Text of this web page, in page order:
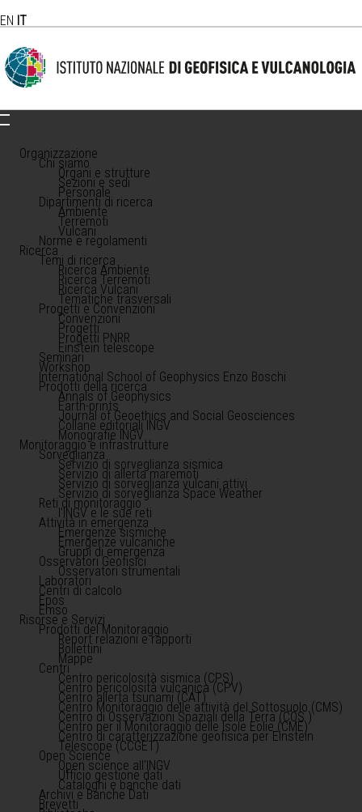
EN IT
Organizzazione
Chi siamo
Organi e strutture
Sezioni e sedi
Personale
Dipartimenti di ricerca
Ambiente
Terremoti
Vulcani
Norme e regolamenti
Ricerca
Temi di ricerca
Ricerca Ambiente
Ricerca Terremoti
Ricerca Vulcani
Tematiche trasversali
Progetti e Convenzioni
Convenzioni
Progetti
Progetti PNRR
Einstein telescope
Seminari
Workshop
International School of Geophysics Enzo Boschi
Prodotti della ricerca
Annals of Geophysics
Earth-prints
Journal of Geoethics and Social Geosciences
Collane editoriali INGV
Monografie INGV
Monitoraggio e infrastrutture
Sorveglianza
Servizio di sorveglianza sismica
Servizio di allerta maremoti
Servizio di sorveglianza vulcani attivi
Servizio di sorveglianza Space Weather
Reti di monitoraggio
l'INGV e le sue reti
Attività in emergenza
Emergenze sismiche
Emergenze vulcaniche
Gruppi di emergenza
Osservatori Geofisici
Osservatori strumentali
Laboratori
Centri di calcolo
Epos
Emso
Risorse e Servizi
Prodotti del Monitoraggio
Report relazioni e rapporti
Bollettini
Mappe
Centri
Centro pericolosità sismica (CPS)
Centro pericolosità vulcanica (CPV)
Centro allerta tsunami (CAT)
Centro Monitoraggio delle attività del Sottosuolo (CMS)
Centro di Osservazioni Spaziali della Terra (COS )
Centro per il Monitoraggio delle Isole Eolie (CME)
Centro di caratterizzazione geofisica per Einstein
Telescope (CCGET)
Open Science
Open science all'INGV
Ufficio gestione dati
Cataloghi e banche dati
Archivi e Banche Dati
Brevetti